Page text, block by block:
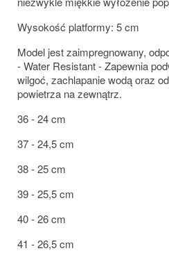
Wysokość platformy: 5 cm
Model jest zaimpregnowany,
- Water Resistant - Zapewnia
wilgoć, zachlapanie wodą oraz
powietrza na zewnątrz.
36 - 24 cm
37 - 24,5 cm
38 - 25 cm
39 - 25,5 cm
40 - 26 cm
41 - 26,5 cm